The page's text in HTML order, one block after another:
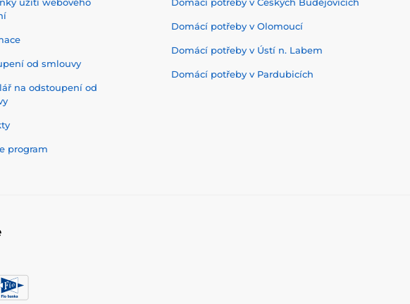
od smlouvy
na odstoupení od
program
Domácí potřeby v Olomoucí
Domácí potřeby v Ústí n. Labem
Domácí potřeby v Pardubicích